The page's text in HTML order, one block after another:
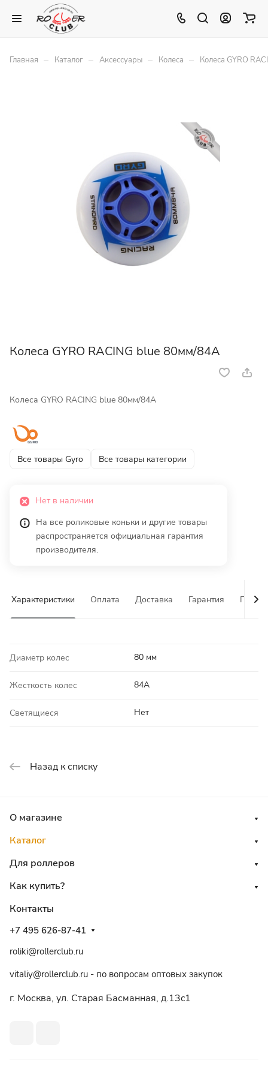
Главная – Каталог – Аксессуары – Колеса – Колеса GYRO
Колеса GYRO RACING blue 80мм/84A
Колеса GYRO RACING blue 80мм/84A
Все товары Gyro Все товары категории
Нет в наличии
На все роликовые коньки и другие товары
распространяется официальная гарантия
производителя.
Характеристики Оплата Доставка Гарантия
Диаметр колес 80 мм
Жесткость колес 84A
Светящиеся Нет
Назад к списку
О магазине
Каталог
Для роллеров
Как купить?
Контакты
+7 495 626-87-41
roliki@rollerclub.ru
vitaliy@rollerclub.ru - по вопросам оптовых закупок
г. Москва, ул. Старая Басманная, д.13c1